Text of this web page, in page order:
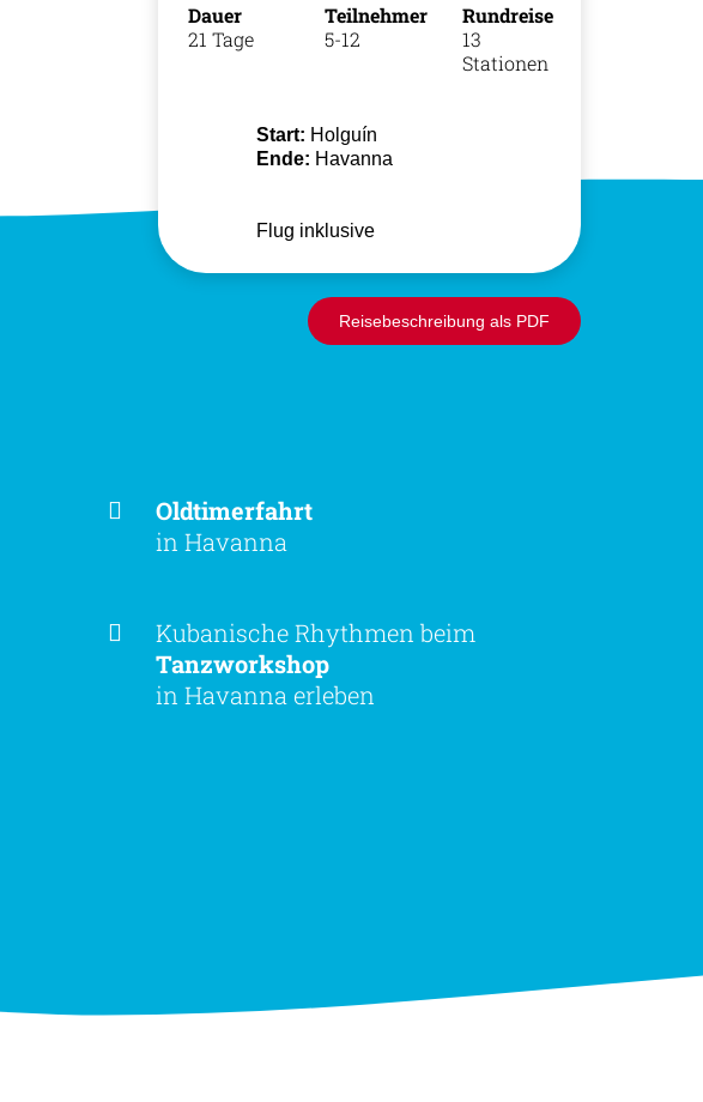
Dauer
21 Tage
Teilnehmer
5-12
Rundreise
13
Stationen
Start: Holguín
Ende: Havanna
Flug inklusive
Reisebeschreibung als PDF
Oldtimerfahrt
in Havanna
Kubanische Rhythmen beim
Tanzworkshop
in Havanna erleben